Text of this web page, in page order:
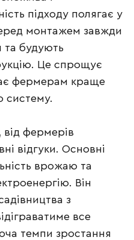
підходу полягає у
монтажем завжди
та будують
Це спрощує
фермерам краще
систему.
від фермерів
відгуки. Основні
врожаю та
Він
з
все
темпи зростання